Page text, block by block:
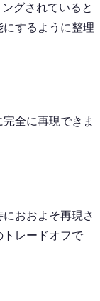
グされていると
するように整理
全に再現できま
おおよそ再現さ
トレードオフで